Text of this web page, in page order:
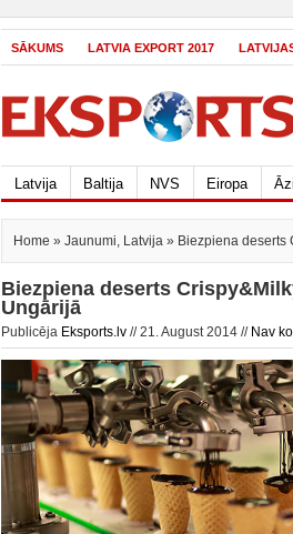
SĀKUMS LATVIA EXPORT 2017
Latvija Baltija NVS Eiropa
Home » Jaunumi, Latvija » Biezpiena deserts
Biezpiena deserts
Ungārijā
Publicēja Eksports.lv // 21. August 2014 // Nav